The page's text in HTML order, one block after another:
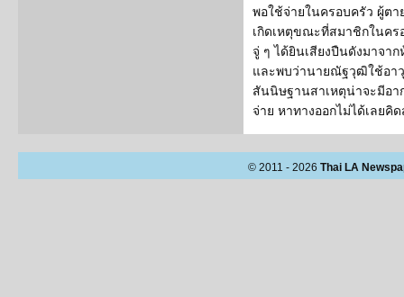
พอใช้จ่ายในครอบครัว ผู้ตา
เกิดเหตุขณะที่สมาชิกในค
จู่ ๆ ได้ยินเสียงปืนดังมาจา
และพบว่านายณัฐวุฒิใช้อา
สันนิษฐานสาเหตุน่าจะมีอา
จ่าย หาทางออกไม่ได้เลยคิ
© 2011 - 2026 Thai LA